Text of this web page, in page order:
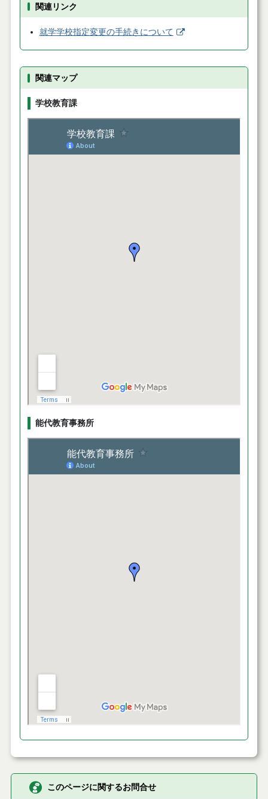
関連リンク
就学学校指定変更の手続きについて
関連マップ
学校教育課
能代教育事務所
このページに関するお問合せ